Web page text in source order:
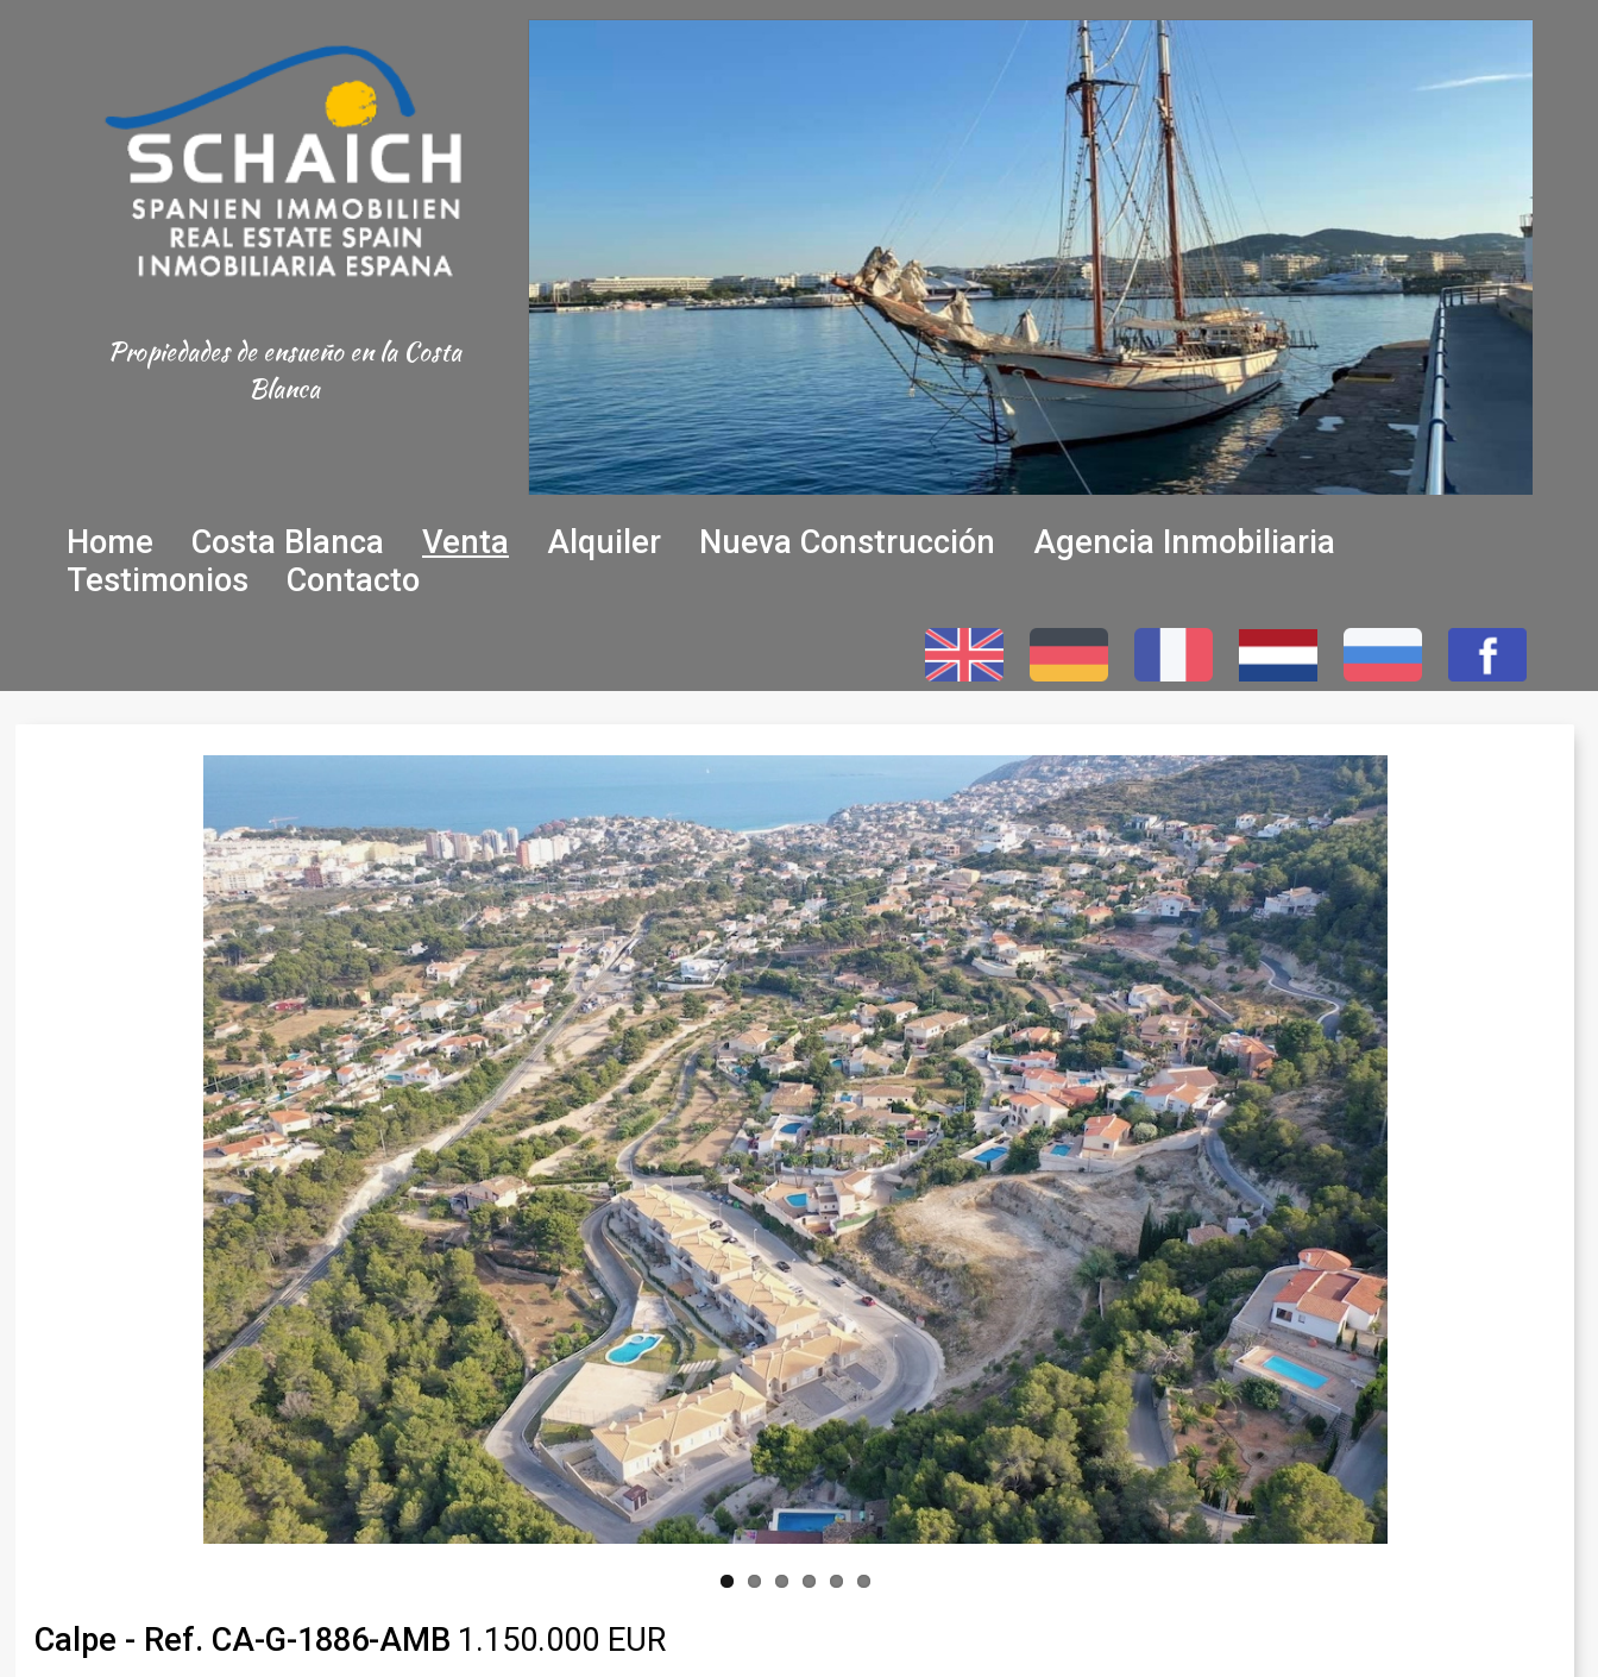
Propiedades de ensueñoen la Costa
Blanca
Home Costa Blanca Venta Alquiler Nueva Construcción
Agencia Inmobiliaria
Testimonios
Contacto
Calpe - Ref. CA-G-1886-AMB 1.150.000 EUR